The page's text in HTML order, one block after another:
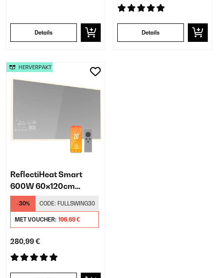
Details Details
ReflectiHeat Smart
600W 60x120cm
Infrarood Spiegel
-30% CODE: FULLSWING30
MET VOUCHER: 196,69 €
280,99 €
HERVERPAKT